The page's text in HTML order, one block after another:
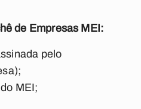
de Empresas MEI:
pelo
MEI;